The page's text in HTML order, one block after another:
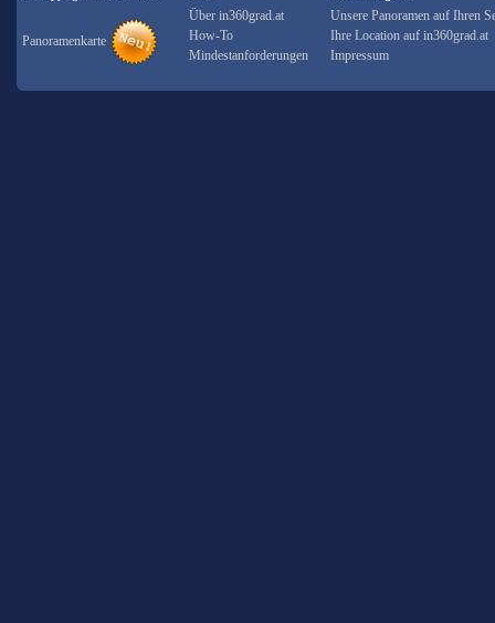
Panoramenkarte
Über in360grad.at
How-To
Mindestanforderungen
Unsere Panoramen auf Ihren
Ihre Location auf in360grad.at
Impressum